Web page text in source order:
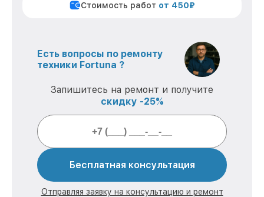
Стоимость работ от 450₽
Есть вопросы по ремонту
техники Fortuna ?
Запишитесь на ремонт и получите
скидку -25%
Бесплатная консультация
Отправляя заявку на консультацию и ремонт